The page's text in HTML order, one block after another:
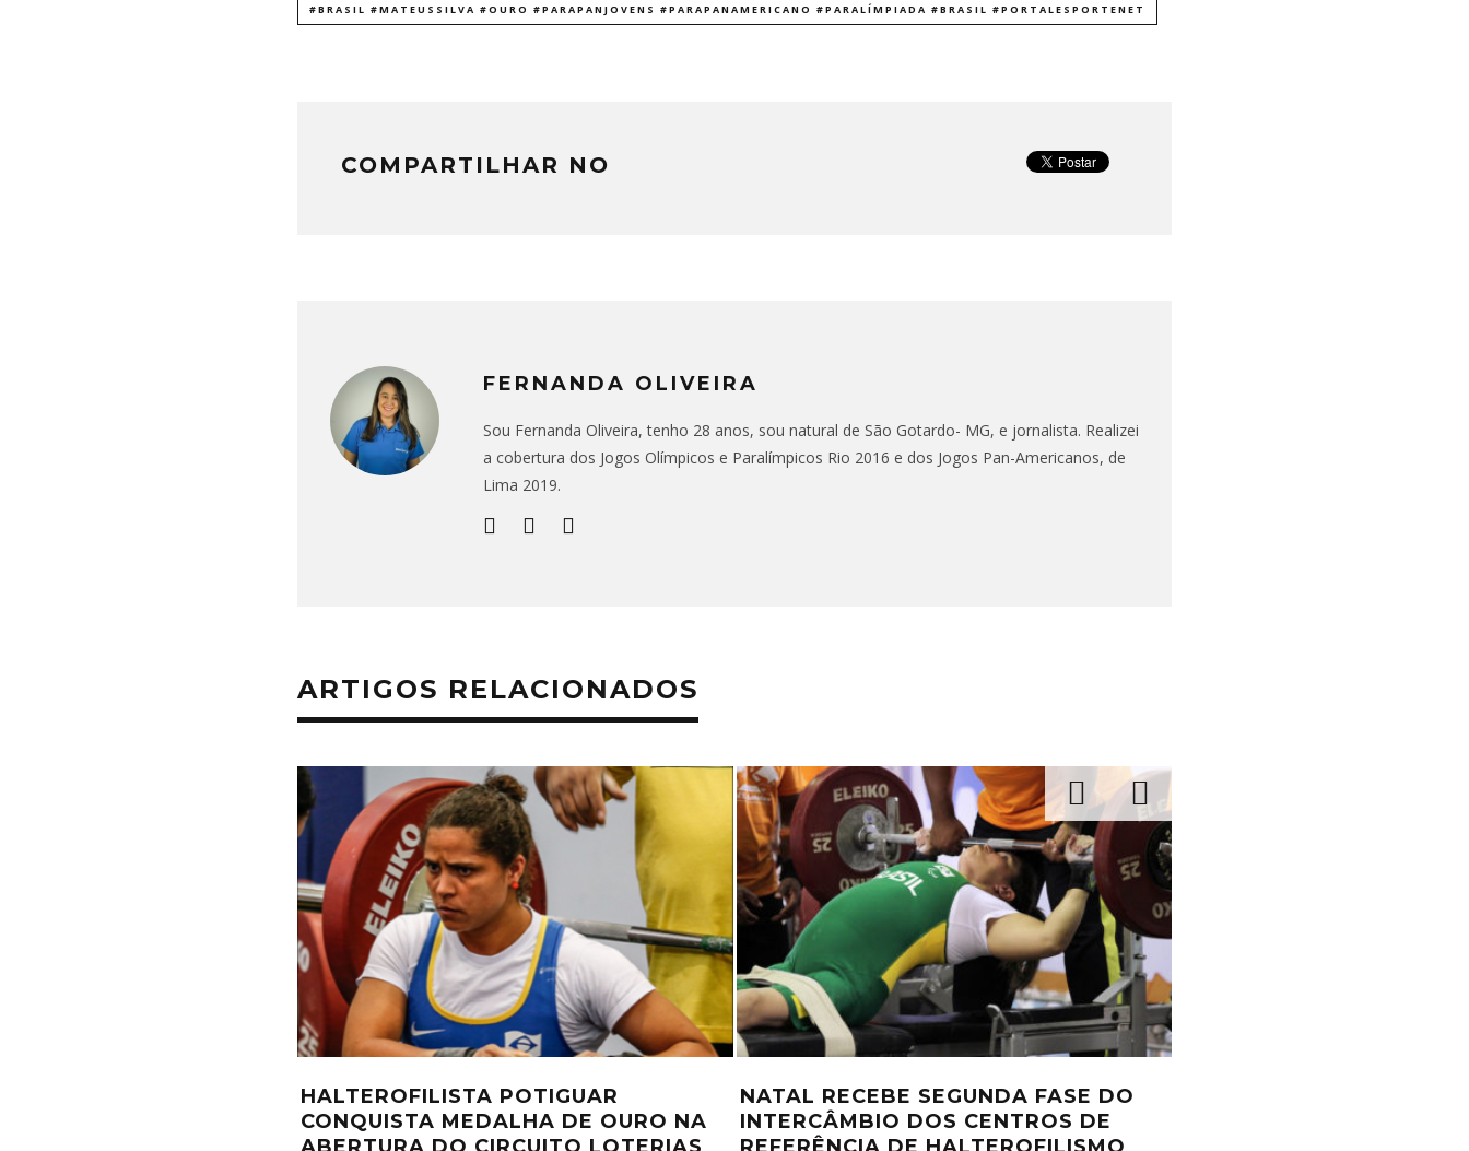
#BRASIL #MATEUSSILVA #OURO #PARAPANJOVENS #PARAPANAMERICANO #PARALÍMPIADA #BRASIL #PORTALESPORTENET
COMPARTILHAR NO
FERNANDA OLIVEIRA
Sou Fernanda Oliveira, tenho 28 anos, sou natural de São Gotardo- MG, e jornalista. Realizei
a cobertura dos Jogos Olímpicos e Paralímpicos Rio 2016 e dos Jogos Pan-Americanos, de
Lima 2019.
ARTIGOS RELACIONADOS
SELEÇÃO DE NATAÇÃO EMBARCA
PARA A DISPUTA DO MUNDIAL DA
CT PARALÍMPICO BRASILEIRO
RECEBERÁ DUAS COMPETIÇÕES NA